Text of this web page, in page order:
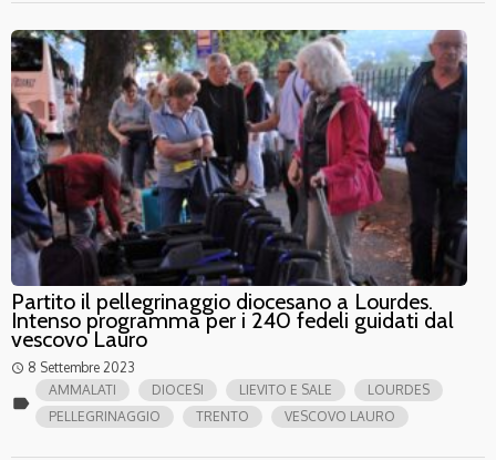
Partito il pellegrinaggio diocesano a Lourdes.
Intenso programma per i 240 fedeli guidati dal
vescovo Lauro
access_time 8 Settembre 2023
label
AMMALATI DIOCESI LIEVITO E SALE
LOURDES
PELLEGRINAGGIO
TRENTO VESCOVO LAURO